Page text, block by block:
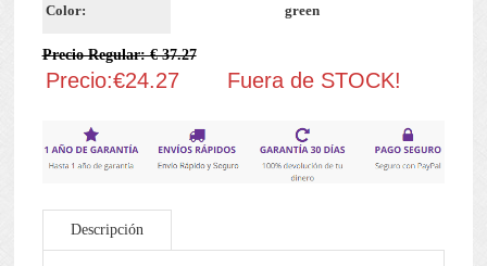
Color: green
Precio Regular: € 37.27
Precio:€24.27 Fuera de STOCK!
Descripción